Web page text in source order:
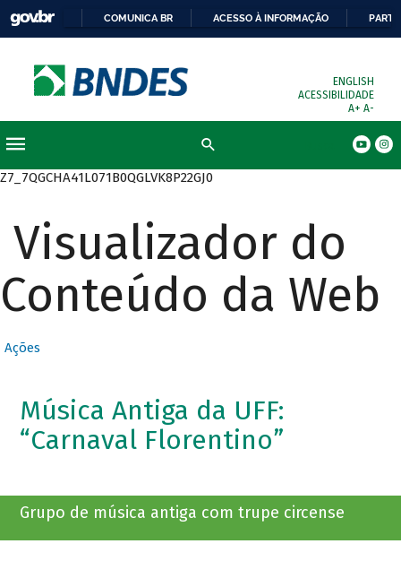
COMUNICA BR ACESSO À INFORMAÇÃO
ENGLISH
ACESSIBILIDADE
A+ A-
Z7_7QGCHA41L071B0QGLVK8P22GJ0
Visualizador do
Conteúdo da Web
Ações
Música Antiga da UFF:
“Carnaval Florentino”
Grupo de música antiga com trupe circense